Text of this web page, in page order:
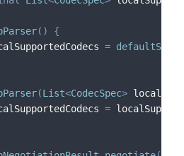
( )
{
=
(List<CodecSpec>
=